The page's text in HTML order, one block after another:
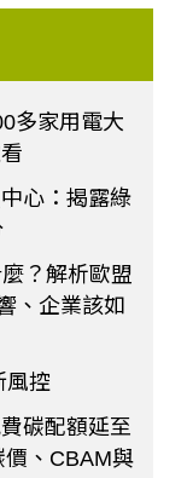
多家用電大
心：揭露綠
？解析歐盟
、企業該如
風控
碳配額延至
、CBAM與